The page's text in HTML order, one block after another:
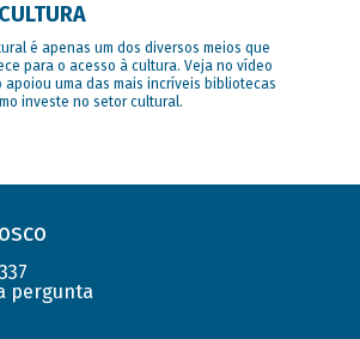
é apenas um dos diversos meios que
para o acesso à cultura. Veja no vídeo
apoiou uma das mais incríveis bibliotecas
investe no setor cultural.
pergunta